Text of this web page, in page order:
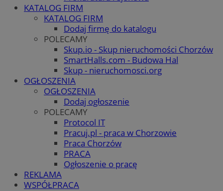
KATALOG FIRM
KATALOG FIRM
Dodaj firmę do katalogu
POLECAMY
Skup.io - Skup nieruchomości Chorzów
SmartHalls.com - Budowa Hal
Skup - nieruchomosci.org
OGŁOSZENIA
OGŁOSZENIA
Dodaj ogłoszenie
POLECAMY
Protocol IT
Pracuj.pl - praca w Chorzowie
Praca Chorzów
PRACA
Ogłoszenie o pracę
REKLAMA
WSPÓŁPRACA